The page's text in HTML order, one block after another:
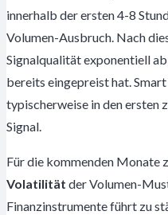
innerhalb der ersten 4-8
Volumen-Ausbruch. Nach
Signalqualität exponentiell
bereits eingepreist hat.
typischerweise in den ersten
Signal.
Für die kommenden Monate
Volatilität der Volumen-
Finanzinstrumente führt zu